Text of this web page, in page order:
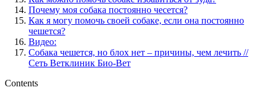
Почему моя собака постоянно чесется?
Как я могу помочь своей собаке, если она постоянно
чешется?
Видео:
Собака чешется, но блох нет – причины, чем лечить //
Сеть Ветклиник Био-Вет
Contents